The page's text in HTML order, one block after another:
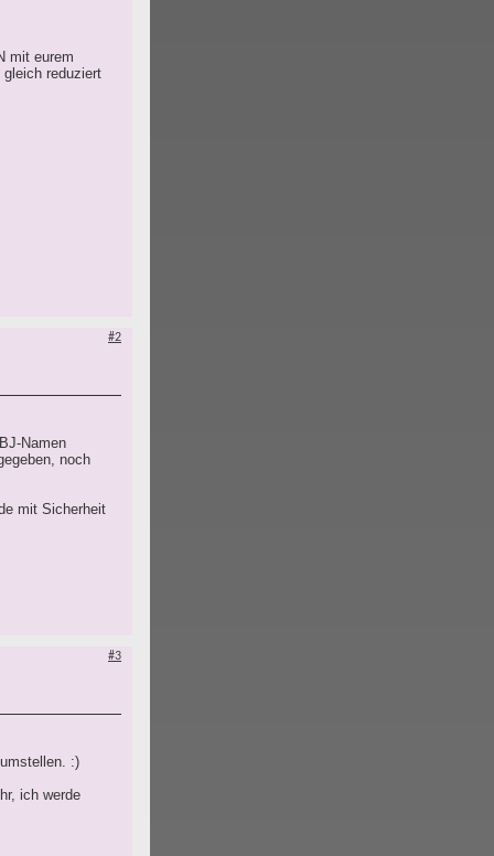
mit eurem
reduziert
#2
Namen
noch
mit Sicherheit
#3
:)
ich werde